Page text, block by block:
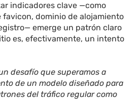
indicadores clave —como
favicon, dominio de alojamiento
emerge un patrón claro
es, efectivamente, un intento
desafío que superamos a
de un modelo diseñado para
del tráfico regular como